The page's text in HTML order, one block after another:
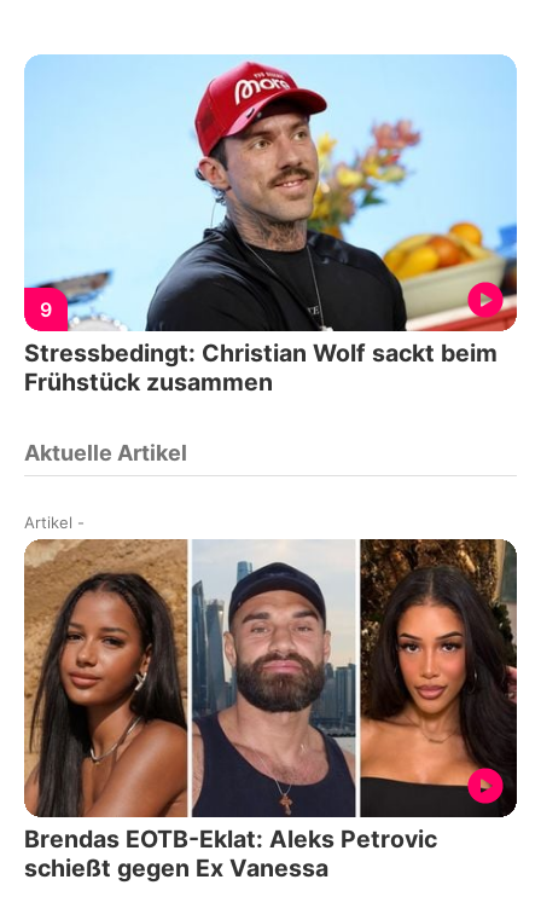
9
Stressbedingt: Christian Wolf sackt beim
Frühstück zusammen
Aktuelle Artikel
Artikel -
Brendas EOTB-Eklat: Aleks Petrovic
schießt gegen Ex Vanessa